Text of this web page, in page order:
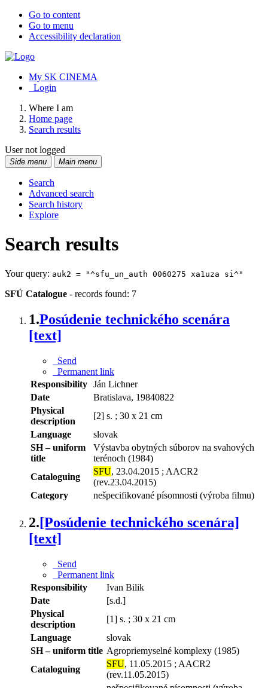
Go to content
Go to menu
Accessibility declaration
My SK CINEMA
Login
Where I am
Home page
Search results
User not logged
Side menu Main menu
Search
Advanced search
Search history
Explore
Search results
Your query: auk2 = "^sfu_un_auth 0060275 xa1uza si^"
SFÚ Catalogue - records found: 7
1.Posúdenie technického scenára
[text]
Send
Permanent link
Responsibility Ján Lichner
Date
Bratislava, 19840822
Physical
description
[2] s. ; 30 x 21 cm
Language
slovak
SH – uniform
title
Výstavba obytných súborov na svahových
terénoch (1984)
Cataloguing
SFU, 23.04.2015 ; AACR2
(rev.23.04.2015)
Category
nešpecifikované písomnosti (výroba filmu)
2.[Posúdenie technického scenára]
[text]
Send
Permanent link
Responsibility
Ivan Bilik
Date
[s.d.]
Physical
description
[1] s. ; 30 x 21 cm
Language
slovak
SH – uniform title Agropriemyselné komplexy (1985)
Cataloguing
SFU, 11.05.2015 ; AACR2
(rev.11.05.2015)